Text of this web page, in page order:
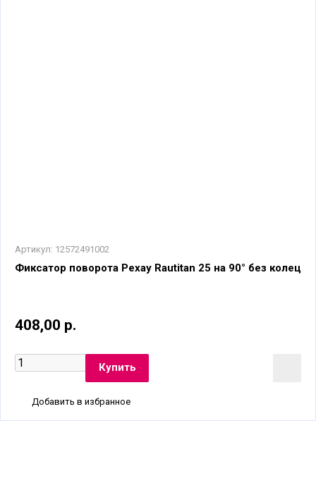
Артикул: 12572491002
Фиксатор поворота Рехау Rautitan 25 на 90° без колец
408,00 р.
Добавить в избранное